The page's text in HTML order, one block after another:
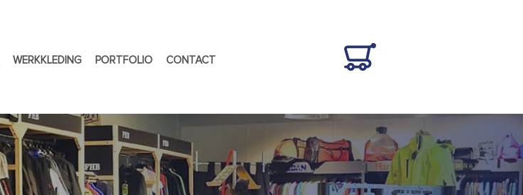
WERKKLEDING PORTFOLIO CONTACT